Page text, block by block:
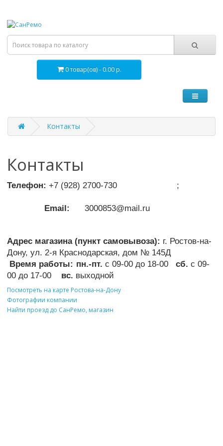
0 товар(ов) - 0.00 р.
Контакты
Контакты
Телефон: +7 (928) 2700-730 ;
Email: 3000853@mail.ru
Адрес магазина (пункт самовывоза): г. Ростов-на-
Дону, ул. 2-я Краснодарская, дом № 145Д
Время работы: пн.-пт. с 09-00 до 18-00 сб. с 09-
00 до 17-00 вс. выходной
Посмотреть на карте Ростова-на-Дону
Фотографии компании
Найти проезд до СанРемо, магазин